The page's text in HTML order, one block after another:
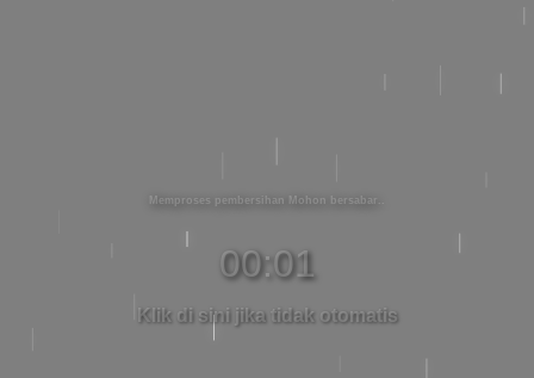
Memproses pembersihan Mohon bersabar
00:01
Klik di sini jika tidak otomatis